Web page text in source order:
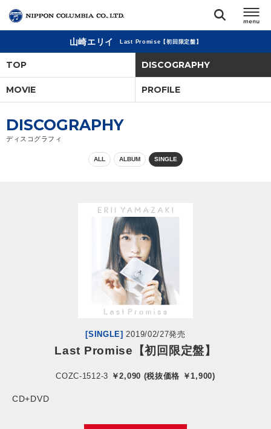
閉じる
アーティスト
山崎エリイ Last Promise【初回限定盤】
TOP DISCOGRAPHY
MOVIE PROFILE
DISCOGRAPHY
ディスコグラフィ
ALL ALBUM SINGLE
[SINGLE] 2019/02/27発売
Last Promise【初回限定盤】
COZC-1512-3 ￥2,090 (税抜価格 ￥1,900)
CD+DVD